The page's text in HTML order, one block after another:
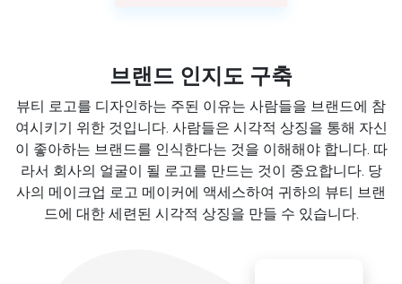
브랜드 인지도 구축
뷰티 로고를 디자인하는 주된 이유는 사람들을 브랜드에 참
여시키기 위한 것입니다. 사람들은 시각적 상징을 통해 자신
이 좋아하는 브랜드를 인식한다는 것을 이해해야 합니다. 따
라서 회사의 얼굴이 될 로고를 만드는 것이 중요합니다. 당
사의 메이크업 로고 메이커에 액세스하여 귀하의 뷰티 브랜
드에 대한 세련된 시각적 상징을 만들 수 있습니다.